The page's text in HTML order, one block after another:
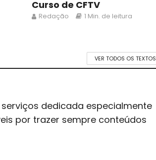
Curso de CFTV
Redação 1 Min. de leitura
VER TODOS OS TEXTOS
dedicada especialmente
por trazer sempre conteúdos